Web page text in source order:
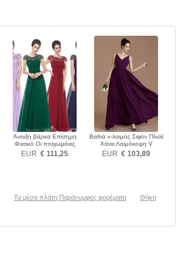
Άνοιξη βάρκα Επίσημη
Φυσικό Οι πτυχωμένες
μπούστο Παράνυμφος
φορέματα
EUR € 111,25
Βαθιά v-λαιμός Σιφόν Πλισέ
Χάνει Λαιμόκοψη V
Παράνυμφος φορέματα
EUR € 103,89
Τα μέσα πλάτη Παράνυμφος φορέματα
Θήκη